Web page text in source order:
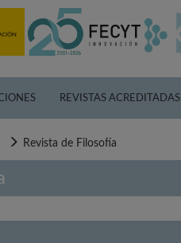
REVISTAS ACREDITADAS
Revista de Filosofía